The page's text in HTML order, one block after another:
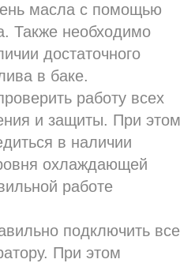
масла с помощью
Также необходимо
достаточного
в баке.
работу всех
и защиты. При этом
в наличии
охлаждающей
работе
подключить все
При этом